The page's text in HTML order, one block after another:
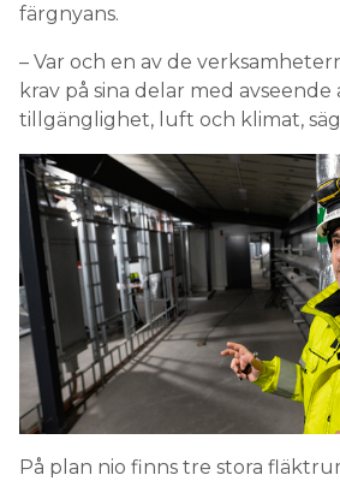
färgnyans.
– Var och en av de
krav på sina delar med avseende
tillgänglighet, luft och klimat,
På plan nio finns tre stora